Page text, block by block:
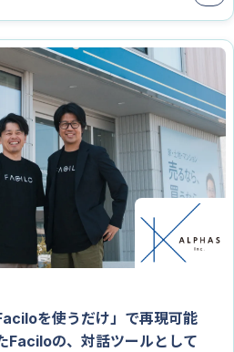
を使うだけ」で再現可能
Faciloの、対話ツールとして